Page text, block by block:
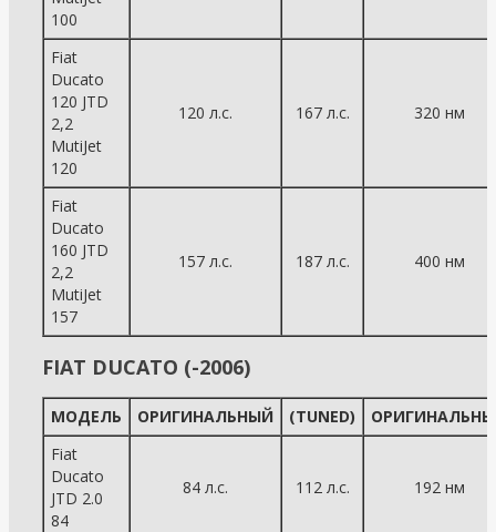
100
Fiat
Ducato
120 JTD
2,2
MutiJet
120
120 л.с. 167 л.с. 320 нм
Fiat
Ducato
160 JTD
2,2
MutiJet
157
157 л.с. 187 л.с. 400 нм
FIAT DUCATO (-2006)
МОДЕЛЬ ОРИГИНАЛЬНЫЙ (TUNED)
Fiat
Ducato
JTD 2.0
84
84 л.с. 112 л.с. 192 нм